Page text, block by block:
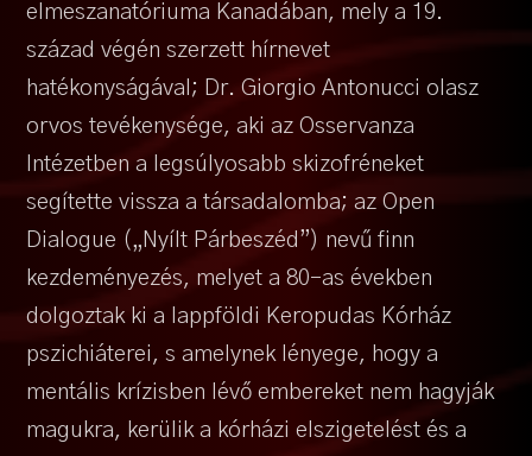
elmeszanatóriuma Kanadában, mely a 19.
század végén szerzett hírnevet
hatékonyságával; Dr. Giorgio Antonucci olasz
orvos tevékenysége, aki az Osservanza
Intézetben a legsúlyosabb skizofréneket
segítette vissza a társadalomba; az Open
Dialogue („Nyílt Párbeszéd”) nevű finn
kezdeményezés, melyet a 80-as években
dolgoztak ki a lappföldi Keropudas Kórház
pszichiáterei, s amelynek lényege, hogy a
mentális krízisben lévő embereket nem hagyják
magukra, kerülik a kórházi elszigetelést és a